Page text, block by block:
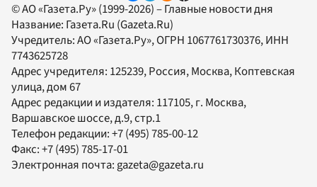
© АО «Газета.Ру» (1999-2026) – Главные новости дня
Название: Газета.Ru (Gazeta.Ru)
Учредитель:АО «Газета.Ру», ОГРН 1067761730376, ИНН
7743625728
Адрес учредителя: 125239, Россия, Москва, Коптевская
улица, дом 67
Адрес редакции и издателя: 117105, г. Москва,
Варшавское шоссе, д.9, стр.1
Телефон редакции:+7 (495) 785-00-12
Факс:+7 (495) 785-17-01
Электронная почта:gazeta@gazeta.ru